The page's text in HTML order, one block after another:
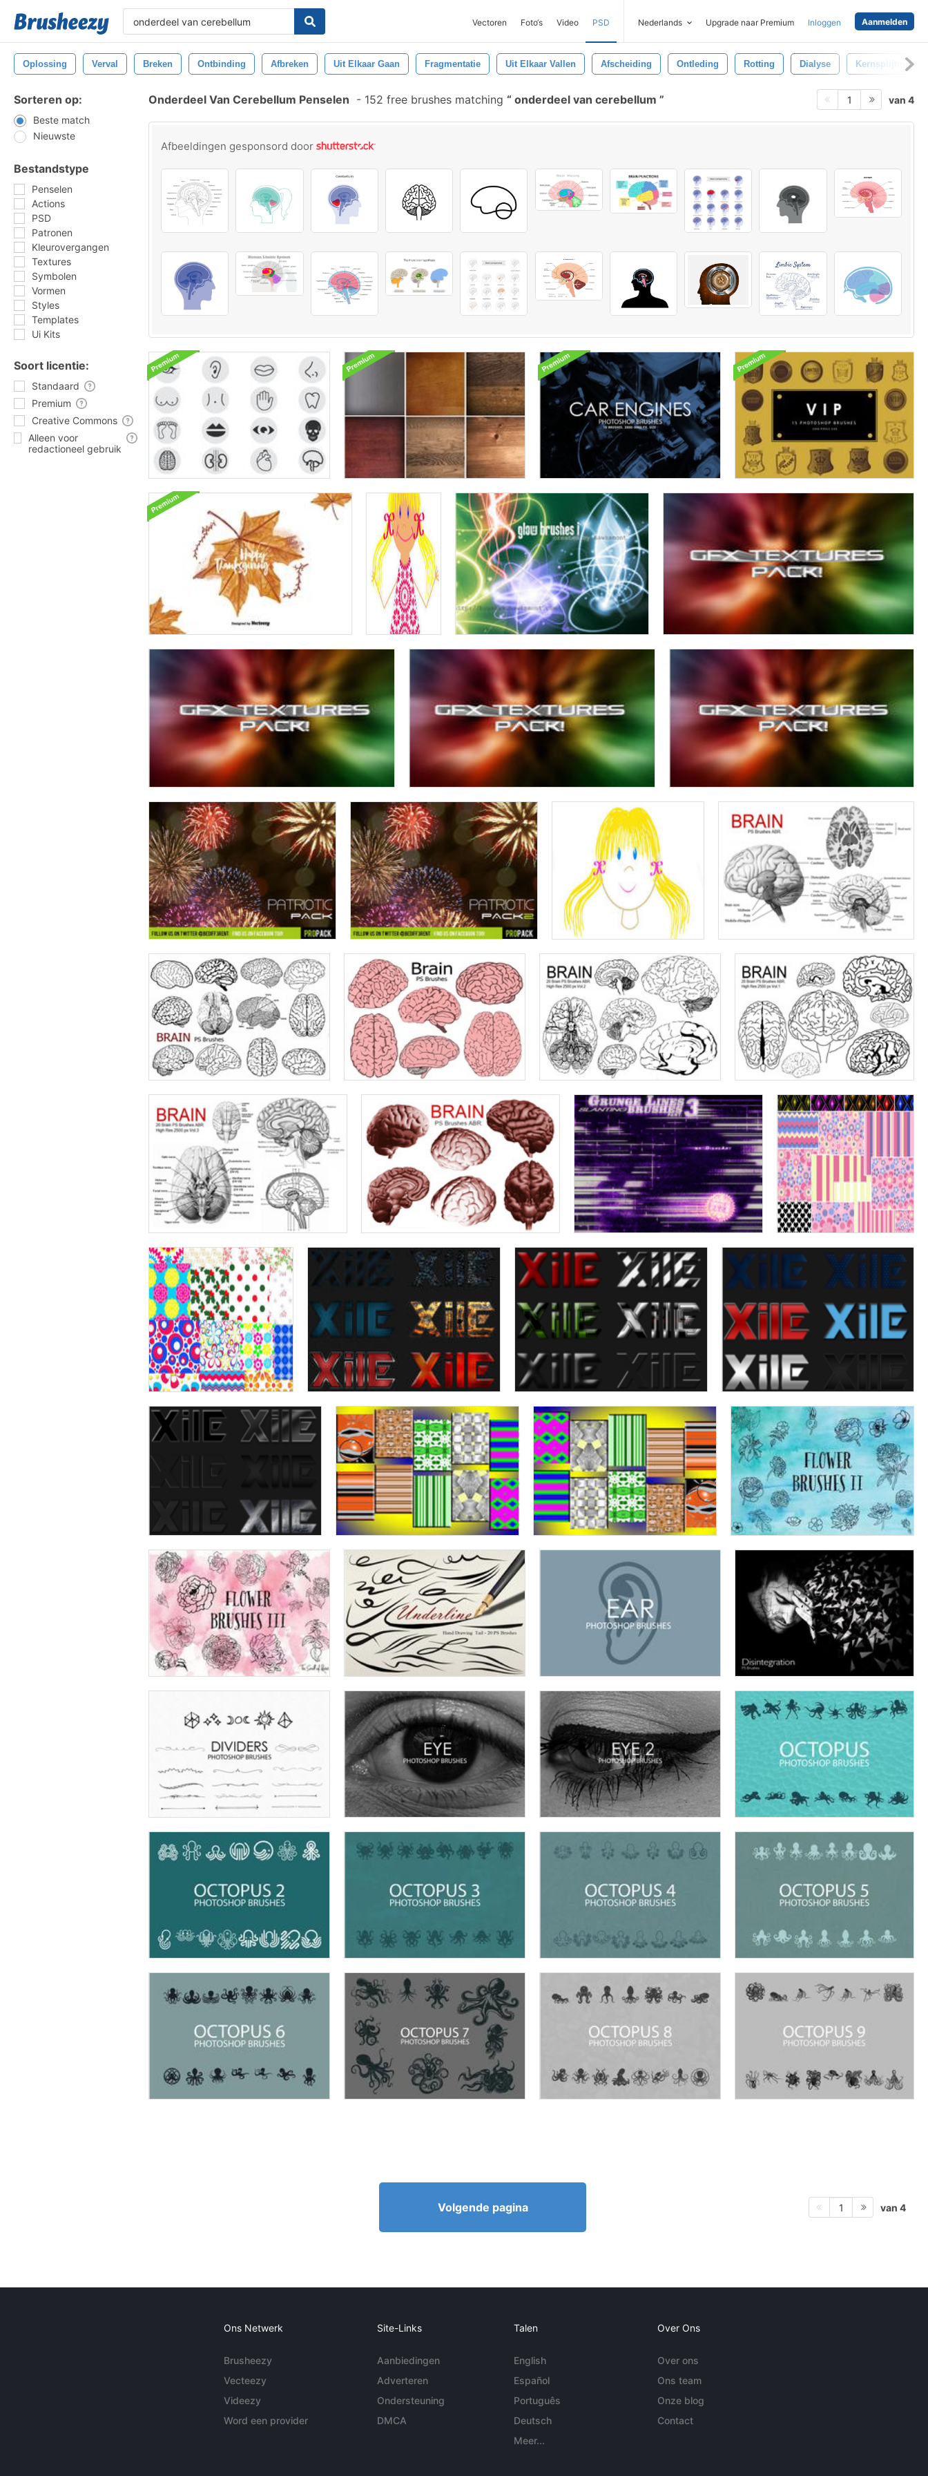
Vectoren Foto‘s Video PSD Nederlands Upgrade naar Premium Inloggen Aanmelden
Oplossing Verval Breken Ontbinding Afbreken Uit Elkaar Gaan Fragmentatie Uit Elkaar Vallen Afscheiding Ontleding Rotting Dialyse Kernsplijting
Sorteren op:
Beste match
Nieuwste
Bestandstype
Penselen
Actions
PSD
Patronen
Kleurovergangen
Textures
Symbolen
Vormen
Styles
Templates
Ui Kits
Soort licentie:
Standaard
Premium
Creative Commons
Alleen voor
redactioneel gebruik
Onderdeel Van Cerebellum Penselen - 152 free brushes matching onderdeel van cerebellum 1 van 4
Afbeeldingen gesponsord door
Volgende pagina 1 van 4
Ons Netwerk
Brusheezy
Vecteezy
Videezy
Word een provider
Site-Links
Aanbiedingen
Adverteren
Ondersteuning
DMCA
Talen
English
Español
Português
Deutsch
Meer...
Over Ons
Over ons
Ons team
Onze blog
Contact